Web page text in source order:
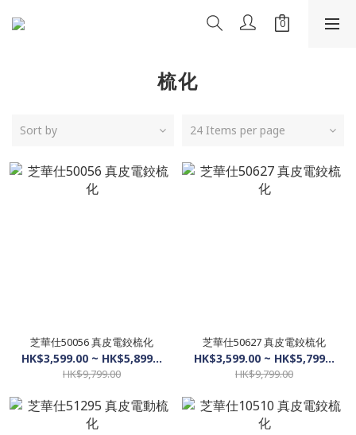
梳化
Sort by 24 Items per page
芝華仕50056 真皮電鉸梳化
HK$3,599.00 ~ HK$5,899.00
HK$9,799.00
芝華仕50627 真皮電鉸梳化
HK$3,599.00 ~ HK$5,799.00
HK$9,799.00